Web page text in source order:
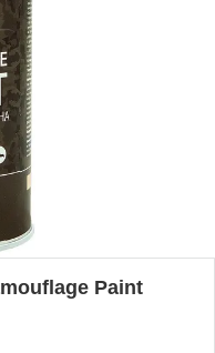
Paint